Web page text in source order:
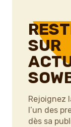
SUR
Rejoignez
l’un des
dès sa